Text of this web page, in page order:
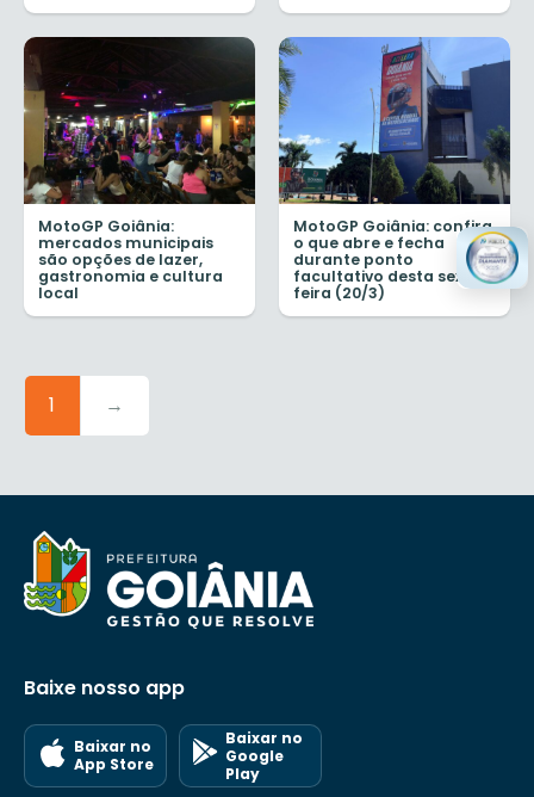
MotoGP Goiânia:
mercados municipais
são opções de lazer,
gastronomia e cultura
local
MotoGP Goiânia: confira
o que abre e fecha
durante ponto
facultativo desta sexta-
feira (20/3)
1 →
Baixe nosso app
Baixar no
App Store
Baixar no
Google
Play